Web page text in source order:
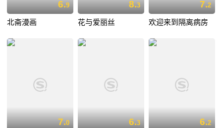
6.9
北斋漫画
8.3
花与爱丽丝
7.2
欢迎来到隔离病房
7.0 6.3 6.2